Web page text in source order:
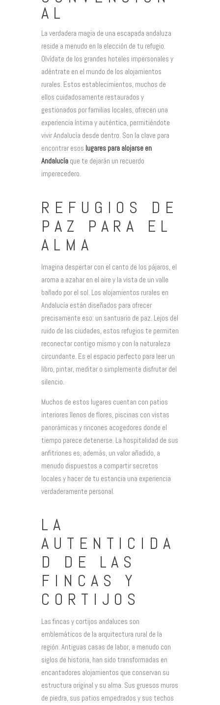
AL
La verdadera magia de una escapada andaluza
reside a menudo en la elección de tu refugio.
Olvídate de los grandes hoteles impersonales y
adéntrate en el mundo de los alojamientos
rurales. Estos establecimientos, muchos de
ellos cuidadosamente restaurados y
gestionados por familias locales, ofrecen una
experiencia íntima y auténtica, permitiéndote
vivir Andalucía desde dentro. Son la clave para
encontrar esos lugares para alojarse en
Andalucía que te dejarán un recuerdo
imperecedero.
REFUGIOS DE
PAZ PARA EL
ALMA
Imagina despertar con el canto de los pájaros, el
aroma a azahar en el aire y la vista de un valle
bañado por el sol. Los alojamientos rurales en
Andalucía están diseñados para ofrecer
precisamente eso: un santuario de paz. Lejos del
ruido de las ciudades, estos refugios te permiten
reconectar contigo mismo y con la naturaleza
circundante. Es el espacio perfecto para leer un
libro, pintar, meditar o simplemente disfrutar del
silencio.
Muchos de estos lugares cuentan con patios
interiores llenos de flores, piscinas con vistas
panorámicas y rincones acogedores donde el
tiempo parece detenerse. La hospitalidad de sus
anfitriones es, además, un valor añadido, a
menudo dispuestos a compartir secretos
locales y hacer de tu estancia una experiencia
verdaderamente personal.
LA
AUTENTICIDA
D DE LAS
FINCAS Y
CORTIJOS
Las fincas y cortijos andaluces son
emblemáticos de la arquitectura rural de la
región. Antiguas casas de labor, a menudo con
siglos de historia, han sido transformadas en
encantadores alojamientos que conservan su
estructura original y su alma. Sus gruesos muros
de piedra, sus patios empedrados y sus techos